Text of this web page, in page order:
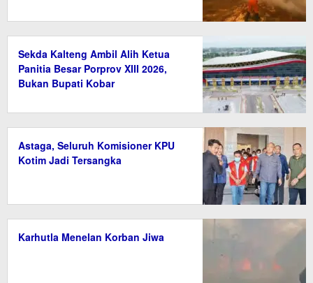
Sekda Kalteng Ambil Alih Ketua
Panitia Besar Porprov XIII 2026,
Bukan Bupati Kobar
Astaga, Seluruh Komisioner KPU
Kotim Jadi Tersangka
Karhutla Menelan Korban Jiwa